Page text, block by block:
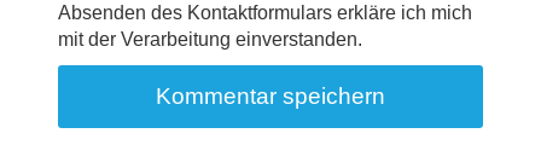
Absenden des Kontaktformulars erkläre ich mich
mit der Verarbeitung einverstanden.